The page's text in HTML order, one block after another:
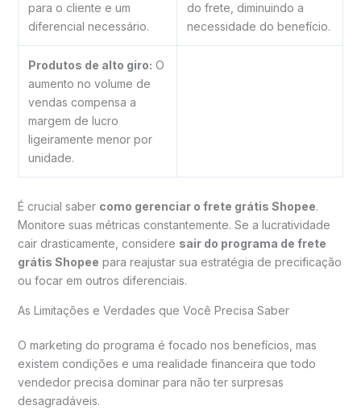
para o cliente e um
diferencial necessário.
do frete, diminuindo a
necessidade do benefício.
Produtos de alto giro: O
aumento no volume de
vendas compensa a
margem de lucro
ligeiramente menor por
unidade.
É crucial saber como gerenciar o frete grátis Shopee.
Monitore suas métricas constantemente. Se a lucratividade
cair drasticamente, considere sair do programa de frete
grátis Shopee para reajustar sua estratégia de precificação
ou focar em outros diferenciais.
As Limitações e Verdades que Você Precisa Saber
O marketing do programa é focado nos benefícios, mas
existem condições e uma realidade financeira que todo
vendedor precisa dominar para não ter surpresas
desagradáveis.